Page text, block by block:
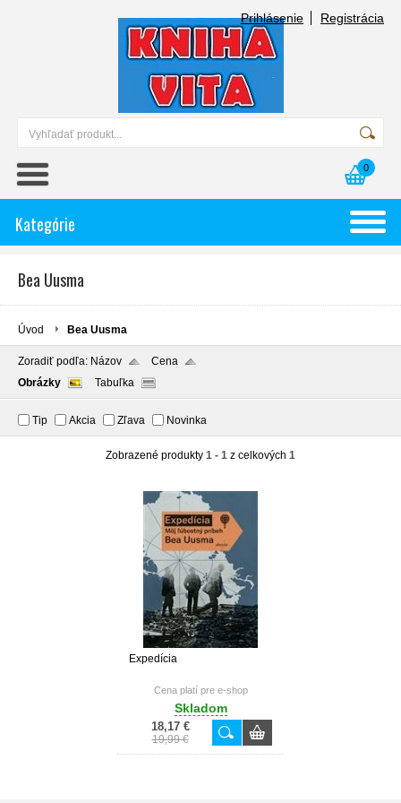
Prihlásenie Registrácia
0
Kategórie
Bea Uusma
Úvod Bea Uusma
Zoradiť podľa: Názov
Cena
Obrázky
Tabuľka
Tip Akcia Zľava Novinka
Zobrazené produkty 1 - 1 z celkových 1
Expedícia
Cena platí pre e-shop
Skladom
18,17 €
19,99 €